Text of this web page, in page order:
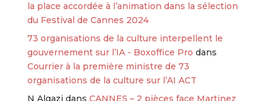
la place accordée à l’animation dans la sélection
du Festival de Cannes 2024
73 organisations de la culture interpellent le
gouvernement sur l’IA - Boxoffice Pro dans
Courrier à la première ministre de 73
organisations de la culture sur l’AI ACT
N Algazi dans CANNES – 2 pièces face Martinez